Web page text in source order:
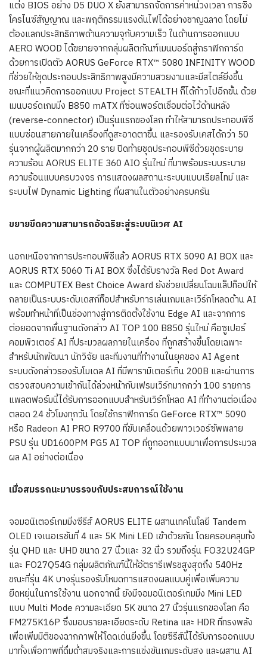
แต่ง BIOS อย่าง D5 DUO X ยังสามารถจัดการค่าหน่วงเวลา การซิง
โครไนซ์สัญญาณ และพฤติกรรมแรงดันไฟได้อย่างชาญฉลาด โดยไม่
ต้องแลกประสิทธิภาพด้านความจุกับความเร็ว ในด้านการออกแบบ
AERO WOOD ได้ขยายจากกลุ่มผลิตภัณฑ์เมนบอร์ดสู่กราฟิกการ์ด
ด้วยการเปิดตัว AORUS GeForce RTX™ 5080 INFINITY WOOD
ที่ช่วยให้ชุดประกอบประสิทธิภาพสูงมีความสวยงามและมีสไตล์ยิ่งขึ้น
ขณะที่แนวคิดการออกแบบ Project STEALTH ก็ได้ก้าวไปอีกขั้น ด้วย
เมนบอร์ดเกมมิ่ง B850 mATX ที่ซ่อนพอร์ตเชื่อมต่อไว้ด้านหลัง
(reverse-connector) เป็นรุ่นแรกของโลก ทำให้สามารถประกอบพีซี
แบบซ่อนสายภายในเครื่องที่ดูสะอาดตาขึ้น และรองรับเคสได้กว่า 50
รุ่นจากผู้ผลิตมากกว่า 20 ราย ปิดท้ายชุดประกอบพีซีด้วยชุดระบาย
ความร้อน AORUS ELITE 360 AIO รุ่นใหม่ ที่มาพร้อมระบบระบาย
ความร้อนแบบครบวงจร การแสดงผลสถานะระบบแบบเรียลไทม์ และ
ระบบไฟ Dynamic Lighting ที่ผสานในตัวอย่างครบครัน
ขยายขีดความสามารถอัจฉริยะสู่ระบบนิเวศ AI
นอกเหนือจากการประกอบพีซีแล้ว AORUS RTX 5090 AI BOX และ
AORUS RTX 5060 Ti AI BOX ซึ่งได้รับรางวัล Red Dot Award
และ COMPUTEX Best Choice Award ยังช่วยเปลี่ยนโฉมแล็ปท็อปให้
กลายเป็นระบบระดับเดสก์ท็อปสำหรับการเล่นเกมและเวิร์กโหลดด้าน AI
พร้อมทำหน้าที่เป็นช่องทางสู่การติดตั้งใช้งาน Edge AI และจากการ
ต่อยอดจากพื้นฐานดังกล่าว AI TOP 100 B850 รุ่นใหม่ คือซูเปอร์
คอมพิวเตอร์ AI ที่ประมวลผลภายในเครื่อง ที่ถูกสร้างขึ้นโดยเฉพาะ
สำหรับนักพัฒนา นักวิจัย และทีมงานที่ทำงานในยุคของ AI Agent
ระบบดังกล่าวรองรับโมเดล AI ที่มีพารามิเตอร์เกิน 200B และผ่านการ
ตรวจสอบความเข้ากันได้ล่วงหน้ากับเฟรมเวิร์กมากกว่า 100 รายการ
แพลตฟอร์มนี้ได้รับการออกแบบสำหรับเวิร์กโหลด AI ที่ทำงานต่อเนื่อง
ตลอด 24 ชั่วโมงทุกวัน โดยใช้กราฟิกการ์ด GeForce RTX™ 5090
หรือ Radeon AI PRO R9700 ที่ขับเคลื่อนด้วยพาวเวอร์ซัพพลาย
PSU รุ่น UD1600PM PG5 AI TOP ที่ถูกออกแบบมาเพื่อการประมวล
ผล AI อย่างต่อเนื่อง
เมื่อสมรรถนะมาบรรจบกับประสบการณ์ใช้งาน
จอมอนิเตอร์เกมมิ่งซีรีส์ AORUS ELITE ผสานเทคโนโลยี Tandem
OLED เจเนอเรชันที่ 4 และ 5K Mini LED เข้าด้วยกัน โดยครอบคลุมทั้ง
รุ่น QHD และ UHD ขนาด 27 นิ้วและ 32 นิ้ว รวมถึงรุ่น FO32U24GP
และ FO27Q54G กลุ่มผลิตภัณฑ์นี้ให้อัตรารีเฟรชสูงสุดถึง 540Hz
ขณะที่รุ่น 4K บางรุ่นรองรับโหมดการแสดงผลแบบคู่เพื่อเพิ่มความ
ยืดหยุ่นในการใช้งาน นอกจากนี้ ยังมีจอมอนิเตอร์เกมมิ่ง Mini LED
แบบ Multi Mode ความละเอียด 5K ขนาด 27 นิ้วรุ่นแรกของโลก คือ
FM275K16P ซึ่งมอบรายละเอียดระดับ Retina และ HDR ที่ทรงพลัง
เพื่อเพิ่มมิติของฉากภาพให้โดดเด่นยิ่งขึ้น โดยซีรีส์นี้ได้รับการออกแบบ